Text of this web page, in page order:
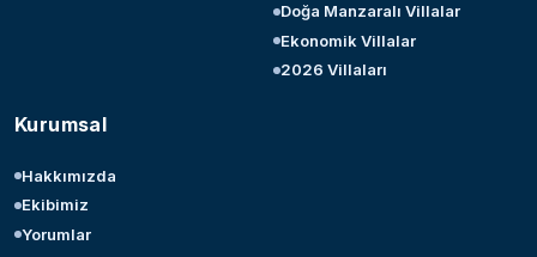
Doğa Manzaralı Villalar
Ekonomik Villalar
2026 Villaları
Kurumsal
Hakkımızda
Ekibimiz
Yorumlar